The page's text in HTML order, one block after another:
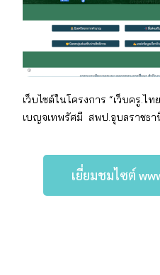
เว็บไซต์ในโครงการ “เว็บครู.ไ
เบญจเทพรัศมี สพป.อุบลราชธา
เยี่ยมชมไซต์